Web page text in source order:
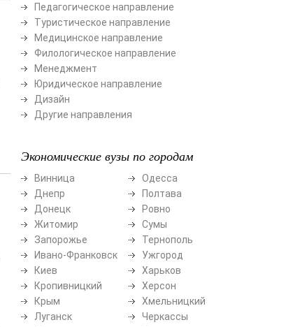
Педагогическое направление
Туристическое направление
Медицинское направление
Филологическое направление
Менеджмент
Юридическое направление
Дизайн
Другие направления
Экономические вузы по городам
Винница
Днепр
Донецк
Житомир
Запорожье
Ивано-Франковск
Киев
Кропивницкий
Крым
Луганск
Одесса
Полтава
Ровно
Сумы
Тернополь
Ужгород
Харьков
Херсон
Хмельницкий
Черкассы